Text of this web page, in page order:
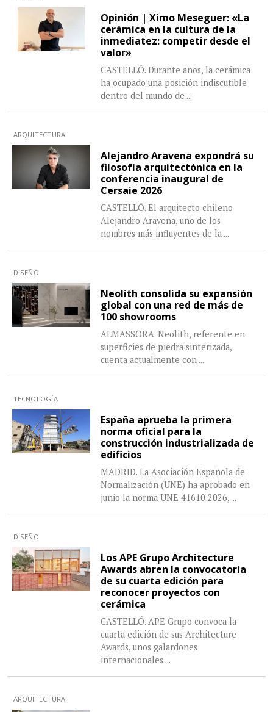
Opinión | Ximo Meseguer: «La
cerámica en la cultura de la
inmediatez: competir desde el
valor»
CASTELLÓ. Durante años, la cerámica
ha ocupado una posición indiscutible
dentro del mundo de ...
ARQUITECTURA
Alejandro Aravena expondrá su
filosofía arquitectónica en la
conferencia inaugural de
Cersaie 2026
CASTELLÓ. El arquitecto chileno
Alejandro Aravena, uno de los
nombres más influyentes de la ...
DISEÑO
Neolith consolida su expansión
global con una red de más de
100 showrooms
ALMASSORA. Neolith, referente en
superficies de piedra sinterizada,
cuenta actualmente con ...
TECNOLOGÍA
España aprueba la primera
norma oficial para la
construcción industrializada de
edificios
MADRID. La Asociación Española de
Normalización (UNE) ha aprobado en
junio la norma UNE 41610:2026, ...
DISEÑO
Los APE Grupo Architecture
Awards abren la convocatoria
de su cuarta edición para
reconocer proyectos con
cerámica
CASTELLÓ. APE Grupo convoca la
cuarta edición de sus Architecture
Awards, unos galardones
internacionales ...
ARQUITECTURA